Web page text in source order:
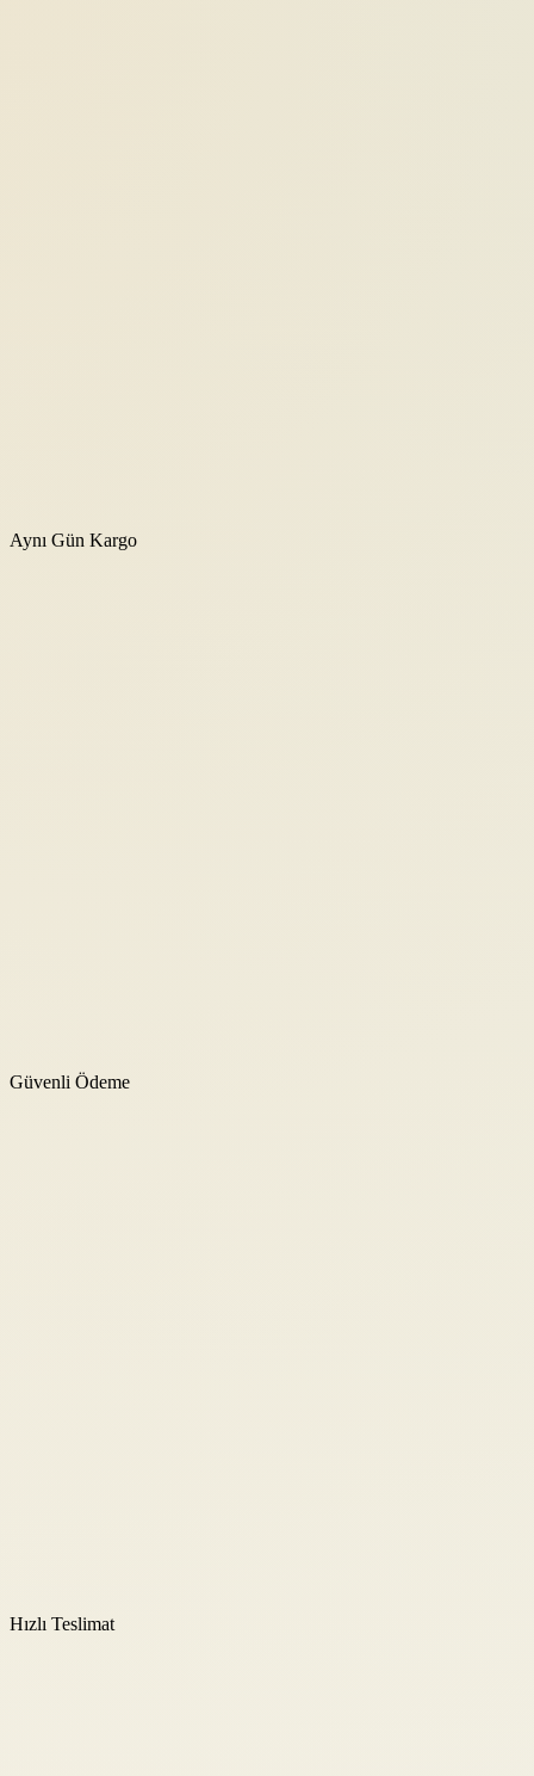
Aynı Gün Kargo
Güvenli Ödeme
Hızlı Teslimat